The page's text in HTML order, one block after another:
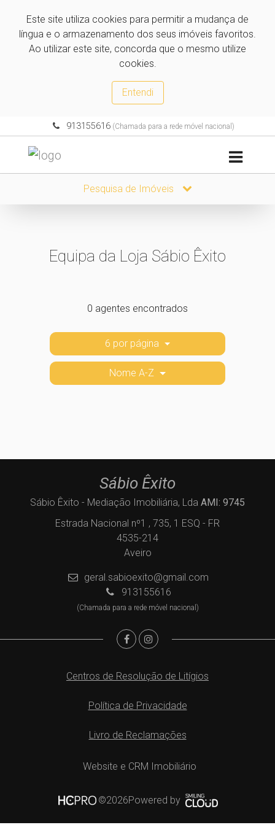
Este site utiliza cookies para permitir a mudança de
língua e o armazenamento dos seus imóveis favoritos.
Ao utilizar este site, concorda que o mesmo utilize
cookies.
Entendi
913155616 (Chamada para a rede móvel nacional)
Pesquisa de Imóveis
Equipa da Loja Sábio Êxito
0 agentes encontrados
6 por página
Nome A-Z
Sábio Êxito
Sábio Êxito - Mediação Imobiliária, Lda AMI: 9745
Estrada Nacional nº1 , 735, 1 ESQ - FR
4535-214
Aveiro
geral.sabioexito@gmail.com
913155616
(Chamada para a rede móvel nacional)
Centros de Resolução de Litígios
Política de Privacidade
Livro de Reclamações
Website e CRM Imobiliário
©2026Powered by